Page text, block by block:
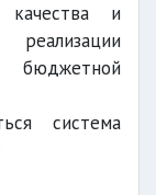
и
система